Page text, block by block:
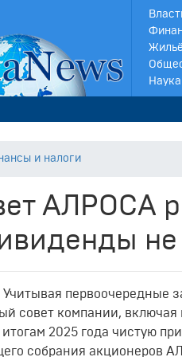
и налоги
АЛРОСА
Учитывая первоочередные
совет компании,
2025 года чистую
собрания акционеров